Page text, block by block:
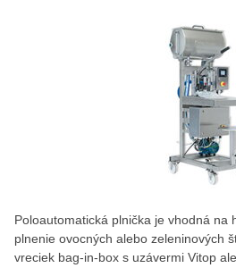
Poloautomatická plnička je vhodná na
plnenie ovocných alebo zeleninových
vreciek bag-in-box s uzávermi Vitop